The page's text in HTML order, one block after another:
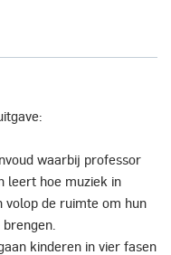
waarbij professor
leert hoe muziek in
de ruimte om hun
kinderen in vier fasen